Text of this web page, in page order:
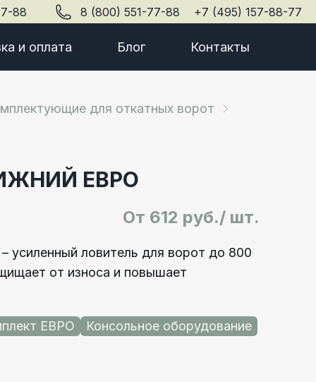
88 8 (800) 551-77-88 +7 (495) 157-88-77
и оплата Блог Контакты
для откатных ворот
ЕВРО
От 612 руб./ шт.
усиленный ловитель для ворот до 800
от износа и повышает
ЕВРО Консольное оборудование